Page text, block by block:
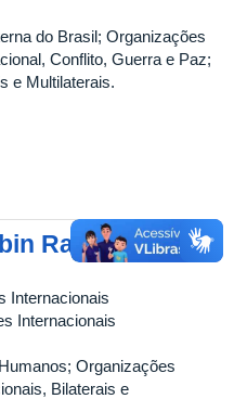
do Brasil; Organizações
Conflito, Guerra e Paz;
e Multilaterais.
Ramanzini
Internacionais
Internacionais
Organizações
Bilaterais e